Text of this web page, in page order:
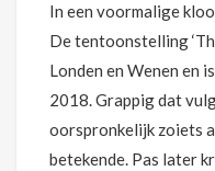
In een voormalige
De tentoonstelling
Londen en Wenen en
2018. Grappig dat
oorspronkelijk zoiets
betekende. Pas later